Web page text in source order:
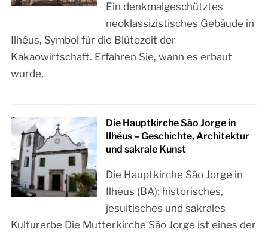
Ein denkmalgeschütztes
neoklassizistisches Gebäude in
Ilhéus, Symbol für die Blütezeit der
Kakaowirtschaft. Erfahren Sie, wann es erbaut
wurde,
Die Hauptkirche São Jorge in
Ilhéus – Geschichte, Architektur
und sakrale Kunst
Die Hauptkirche São Jorge in
Ilhéus (BA): historisches,
jesuitisches und sakrales
Kulturerbe Die Mutterkirche São Jorge ist eines der